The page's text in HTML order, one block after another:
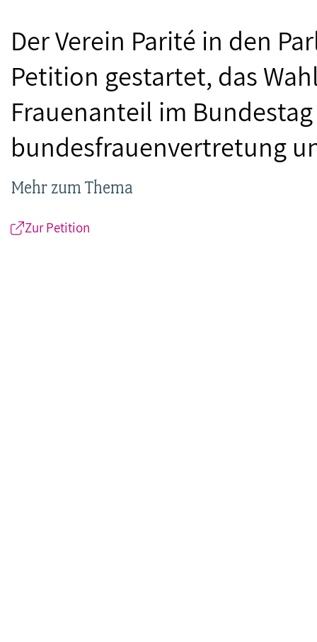
Der Verein Parité in den
Petition gestartet, das
Frauenanteil im
bundesfrauenvertretung
Mehr zum Thema
Zur Petition